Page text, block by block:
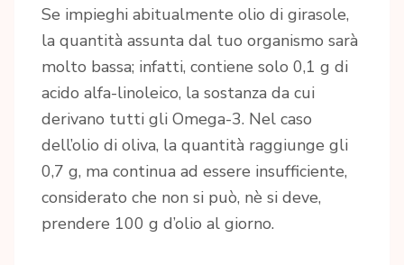
Se impieghi abitualmente olio di girasole,
la quantità assunta dal tuo organismo sarà
molto bassa; infatti, contiene solo 0,1 g di
acido alfa-linoleico, la sostanza da cui
derivano tutti gli Omega-3. Nel caso
dell’olio di oliva, la quantità raggiunge gli
0,7 g, ma continua ad essere insufficiente,
considerato che non si può, nè si deve,
prendere 100 g d’olio al giorno.